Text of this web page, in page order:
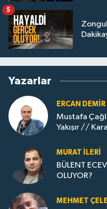
5
Yazarlar
ERCAN DEMIR
Mustafa
Yakışır //
MURAT İLERI
BÜLENT
OLUYOR?
MEHMET